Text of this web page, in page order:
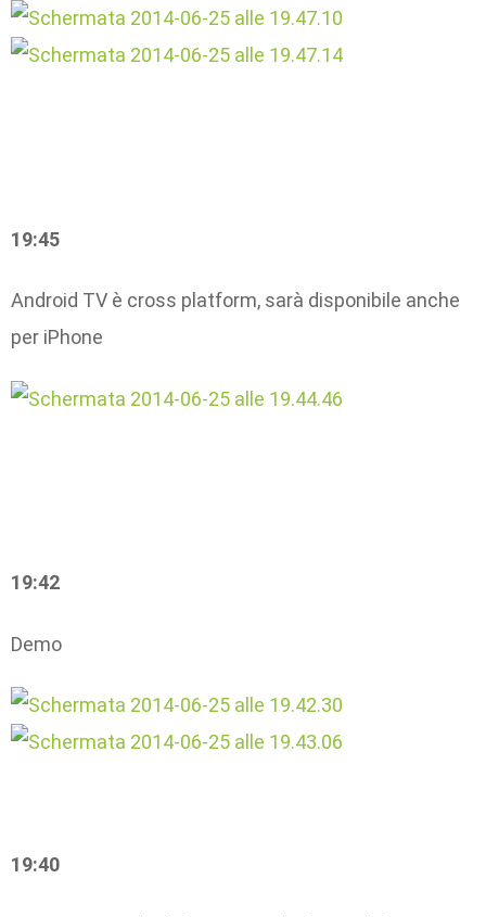
19:45
Android TV è cross platform, sarà disponibile anche
per iPhone
19:42
Demo
19:40